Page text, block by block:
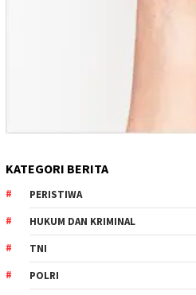
KATEGORI BERITA
PERISTIWA
HUKUM DAN KRIMINAL
TNI
POLRI